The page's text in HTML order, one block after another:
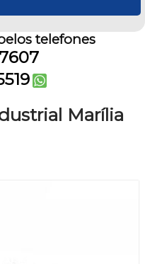
telefones
Marília